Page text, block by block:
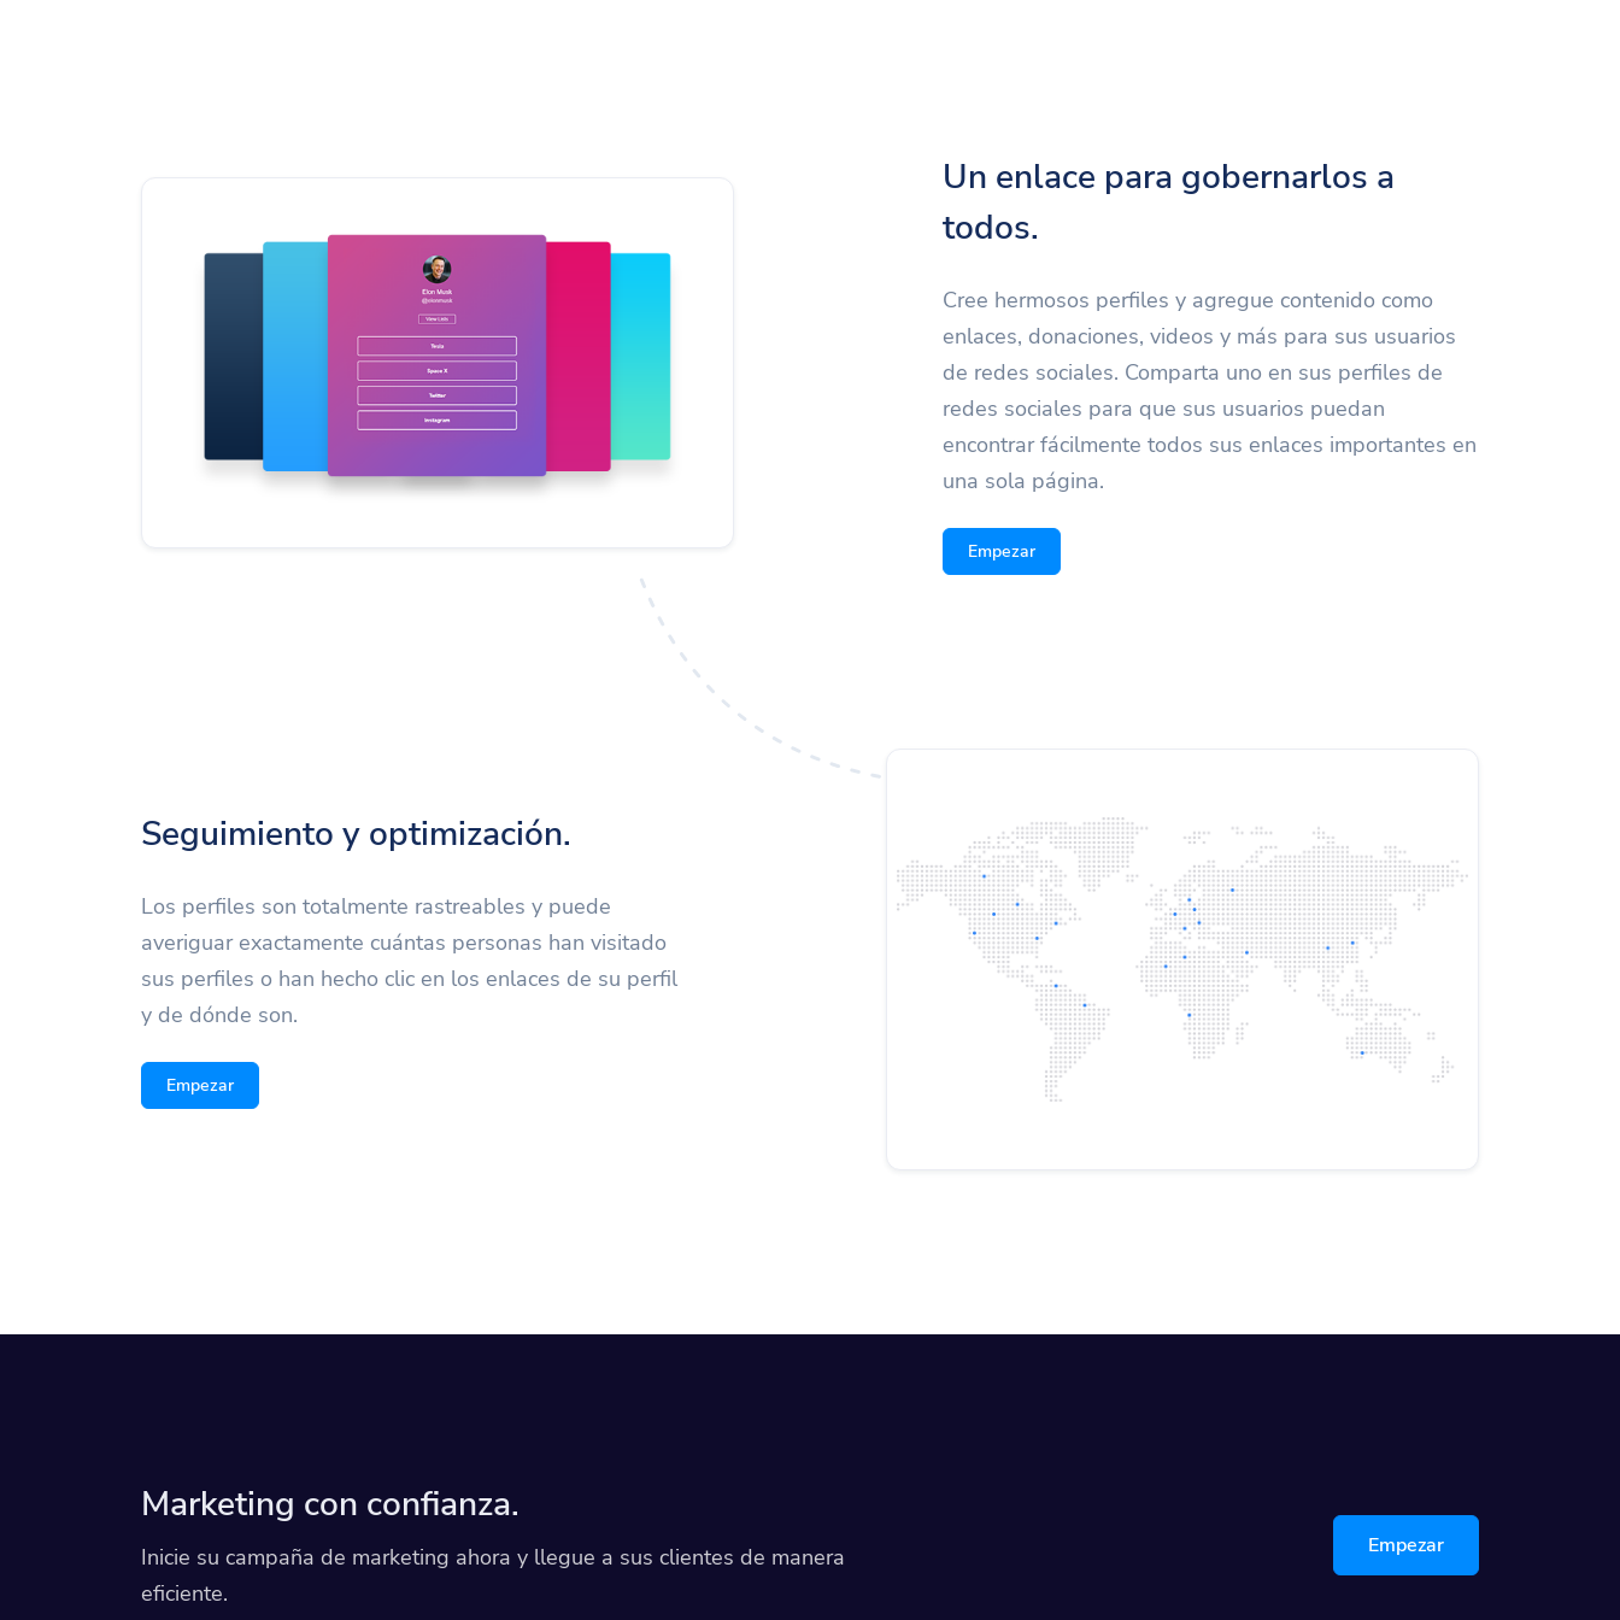
Un enlace para gobernarlos a
todos.
Cree hermosos perfiles y agregue contenido como
enlaces, donaciones, videos y más para sus usuarios
de redes sociales. Comparta uno en sus perfiles de
redes sociales para que sus usuarios puedan
encontrar fácilmente todos sus enlaces importantes en
una sola página.
Empezar
Seguimiento y optimización.
Los perfiles son totalmente rastreables y puede
averiguar exactamente cuántas personas han visitado
sus perfiles o han hecho clic en los enlaces de su perfil
y de dónde son.
Empezar
Marketing con confianza.
Inicie su campaña de marketing ahora y llegue a sus clientes de manera
eficiente.
Empezar